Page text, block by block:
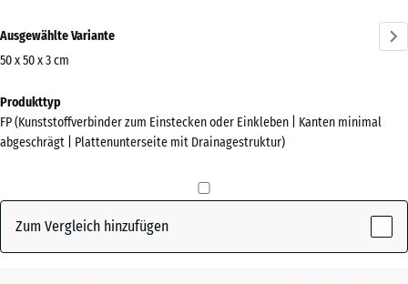
Informationen
zu
Farben?
Farbpalette
Atlantik(active)
Ausgewählte Variante
50 x 50 x 3 cm
Abmessungen
für
den
x
500
Produkttyp
FP (Kunststoffverbinder zum Einstecken oder Einkleben | Kanten minimal
abgeschrägt | Plattenunterseite mit Drainagestruktur)
Zum Vergleich hinzufügen